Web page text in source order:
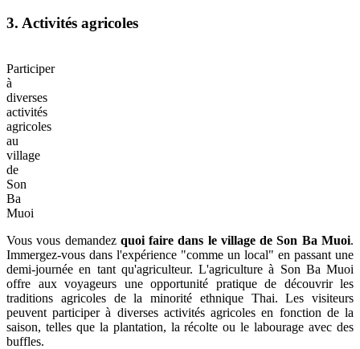
3. Activités agricoles
Participer
à
diverses
activités
agricoles
au
village
de
Son
Ba
Muoi
Vous vous demandez quoi faire dans le village de Son Ba Muoi.
Immergez-vous dans l'expérience "comme un local" en passant une
demi-journée en tant qu'agriculteur. L'agriculture à Son Ba Muoi
offre aux voyageurs une opportunité pratique de découvrir les
traditions agricoles de la minorité ethnique Thai. Les visiteurs
peuvent participer à diverses activités agricoles en fonction de la
saison, telles que la plantation, la récolte ou le labourage avec des
buffles.